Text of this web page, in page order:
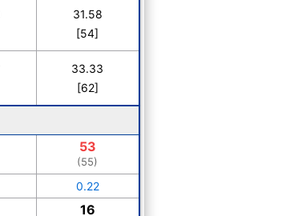
31.58
[54]
33.33
[62]
53
(55)
0.22
16